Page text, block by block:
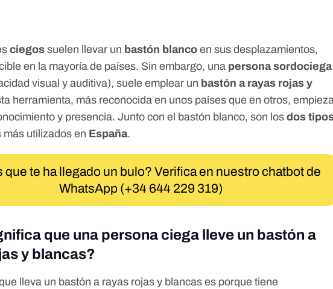
ciegos suelen llevar un bastón blanco en sus desplazamientos,
en la mayoría de países. Sin embargo, una persona sordociega
visual y auditiva), suele emplear un bastón a rayas rojas y
herramienta, más reconocida en unos países que en otros,
y presencia. Junto con el bastón blanco, son losdos
más utilizados en España.
que te ha llegado un bulo? Verifica en nuestro chatbot de
WhatsApp (+34 644 229 319)
que una persona ciega lleve un bastón a
y blancas?
lleva un bastón a rayas rojas y blancas es porque tiene